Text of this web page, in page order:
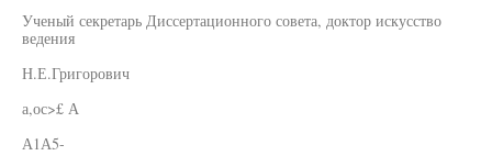
Ученый секретарь Диссертационного совета, доктор искусство
ведения
Н.Е.Григорович
а,ос>£ А
А1А5-